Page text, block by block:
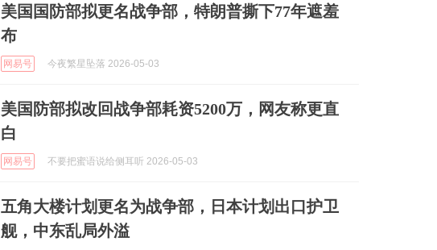
美国国防部拟更名战争部，特朗普撕下77年遮羞
布
网易号 今夜繁星坠落 2026-05-03
美国防部拟改回战争部耗资5200万，网友称更直
白
网易号 不要把蜜语说给侧耳听 2026-05-03
五角大楼计划更名为战争部，日本计划出口护卫
舰，中东乱局外溢